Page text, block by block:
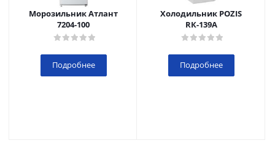
Морозильник Атлант
7204-100
Подробнее
Холодильник POZIS
RК-139А
Подробнее